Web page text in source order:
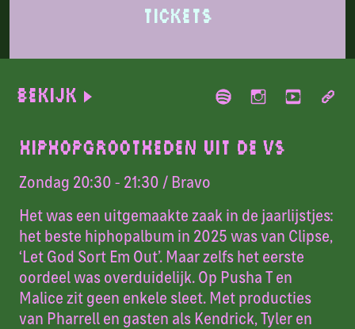
TICKETS
Bekijk
HIPHOPGROOTHEDEN UIT DE VS
Zondag 20:30 - 21:30 / Bravo
Het was een uitgemaakte zaak in de jaarlijstjes:
het beste hiphopalbum in 2025 was van Clipse,
‘Let God Sort Em Out’. Maar zelfs het eerste
oordeel was overduidelijk. Op Pusha T en
Malice zit geen enkele sleet. Met producties
van Pharrell en gasten als Kendrick, Tyler en